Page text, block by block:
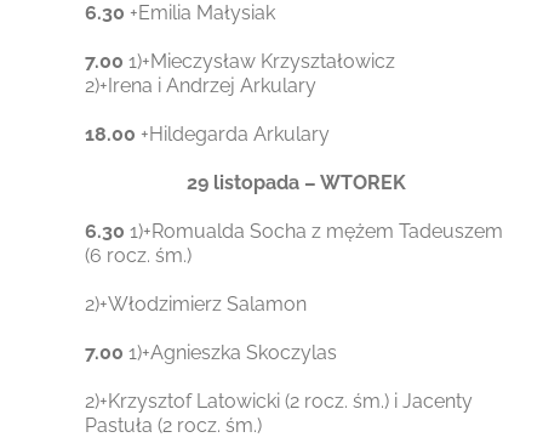
6.30 +Emilia Małysiak
7.00 1)+Mieczysław Krzyształowicz
2)+Irena i Andrzej Arkulary
18.00 +Hildegarda Arkulary
29 listopada – WTOREK
6.30 1)+Romualda Socha z mężem Tadeuszem
(6 rocz. śm.)
2)+Włodzimierz Salamon
7.00 1)+Agnieszka Skoczylas
2)+Krzysztof Latowicki (2 rocz. śm.) i Jacenty
Pastuła (2 rocz. śm.)